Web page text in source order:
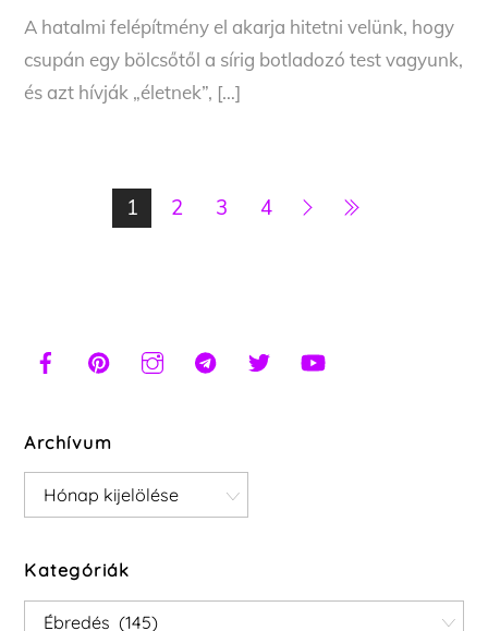
A hatalmi felépítmény el akarja hitetni velünk, hogy
csupán egy bölcsőtől a sírig botladozó test vagyunk,
és azt hívják „életnek”, […]
1 2 3 4
Archívum
Archívum
Kategóriák
Kategóriák